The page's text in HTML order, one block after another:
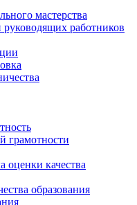
мастерства
руководящих работников
грамотности
оценки качества
образования